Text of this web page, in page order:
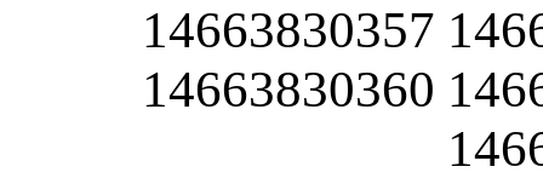
14663830357
14663830360